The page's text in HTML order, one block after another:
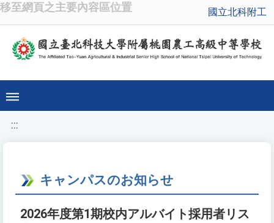
移至網頁之主要內容區位置 國立北科附工
:::
キャンパスのお知らせ
2026年度第1期校内アルバイト採用者リス